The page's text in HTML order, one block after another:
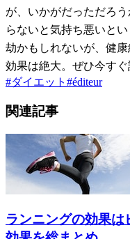
が、いかがだっただろ
らないと気持ち悪いと
劫かもしれないが、健
効果は絶大。ぜひ今すぐ
#ダイエット #éditeur
関連記事
ランニングの効果